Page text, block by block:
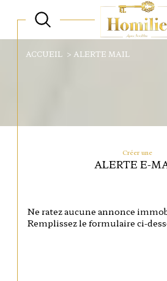
ACCUEIL ALERTE MAIL
Créer une
ALERTE E-
Ne ratez aucune annonce
Remplissez le formulaire ci-